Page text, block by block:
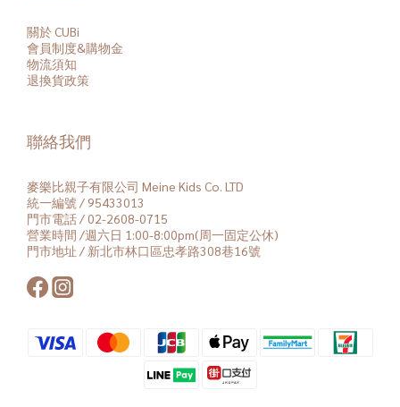
關於 CUBi
會員制度&購物金
物流須知
退換貨政策
聯絡我們
麥樂比親子有限公司 Meine Kids Co. LTD
統一編號 / 95433013
門市電話 / 02-2608-0715
營業時間 /週六日 1:00-8:00pm(周一固定公休)
門市地址 / 新北市林口區忠孝路308巷16號